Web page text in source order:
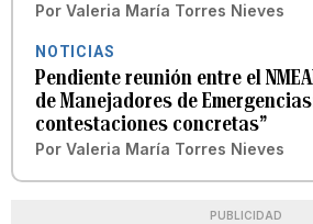
Por Valeria María Torres Nieves
NOTICIAS
Pendiente reunión entre el
de Manejadores de
contestaciones concretas”
Por Valeria María Torres Nieves
PUBLICIDAD